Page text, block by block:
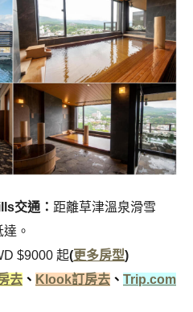
交通： 距離草津溫泉滑雪
。
$9000 起(更多房型)
去 、 Klook訂房去 、 Trip.com